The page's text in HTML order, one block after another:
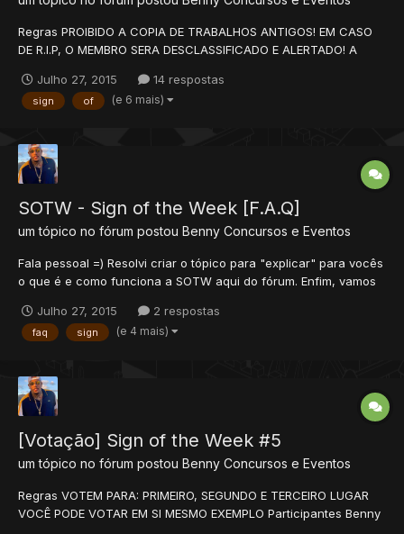
Regras PROIBIDO A COPIA DE TRABALHOS ANTIGOS! EM CASO
DE R.I.P, O MEMBRO SERA DESCLASSIFICADO E ALERTADO! A
EVENTO O POST SÓ PODERÁ SER EDITADO NOS PRIMEIROS 10
MINUTOS DA POSTAGEM! PROIBIDO, ENVIAR RESPOSTAR NO
Julho 27, 2015 14 respostas
sign of (e 6 mais)
SOTW - Sign of the Week [F.A.Q]
um tópico no fórum postou Benny Concursos e Eventos
Fala pessoal =) Resolvi criar o tópico para "explicar" para vocês
o que é e como funciona a SOTW aqui do fórum. Enfim, vamos
da Semana) é um concurso do xTibia para promover a criação
artística, além de premiar os que se destacam (1...
Julho 27, 2015 2 respostas
faq sign (e 4 mais)
[Votação] Sign of the Week #5
um tópico no fórum postou Benny Concursos e Eventos
Regras VOTEM PARA: PRIMEIRO, SEGUNDO E TERCEIRO LUGAR
VOCÊ PODE VOTAR EM SI MESMO EXEMPLO Participantes Benny